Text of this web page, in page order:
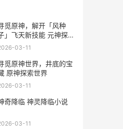
觅原神，解开「风种
」飞天新技能 元神探索
解开03-11
觅原神世界，井底的宝
原神探索世界
03-11
奇降临 神灵降临小说
03-11